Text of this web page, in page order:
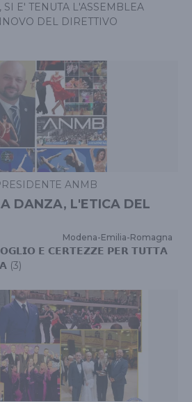
E' TENUTA L'ASSEMBLEA
DEL DIRETTIVO
ANMB
DANZA, L'ETICA DEL
Modena-Emilia-Romagna
𝗖𝗘𝗥𝗧𝗘𝗭𝗭𝗘 𝗣𝗘𝗥 𝗧𝗨𝗧𝗧𝗔
(3)